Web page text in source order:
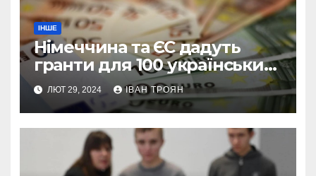
ІНШЕ
Німеччина та ЄС дадуть
гранти для 100 українських
підприємств
ЛЮТ 29, 2024 ІВАН ТРОЯН